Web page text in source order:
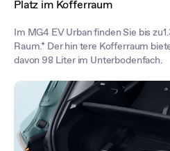
fach verstellbaren Fahrersitz.
Audiosystem den Innenraum mit
*MG4 EV Urban Luxury
Platz im Kofferraum
Im MG4 EV Urban finden Sie bis
Raum.* Der hin tere Kofferraum
davon 98 Liter im Unterbodenfach.